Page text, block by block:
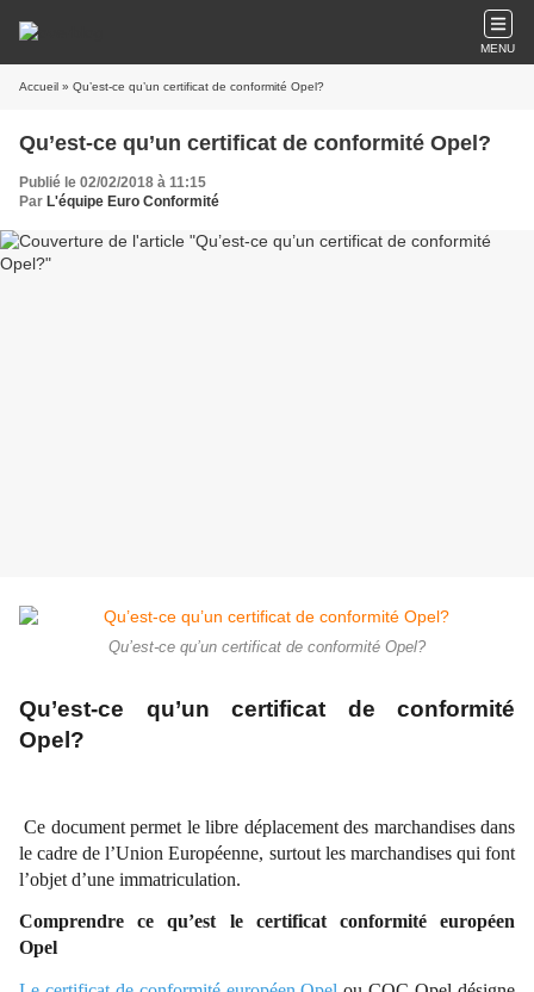
MENU
Accueil » Qu’est-ce qu’un certificat de conformité Opel?
Qu’est-ce qu’un certificat de conformité Opel?
Publié le 02/02/2018 à 11:15
Par L'équipe Euro Conformité
Qu’est-ce qu’un certificat de conformité Opel?
Qu’est-ce qu’un certificat de conformité
Opel?
Ce document permet le libre déplacement des marchandises dans
le cadre de l’Union Européenne, surtout les marchandises qui font
l’objet d’une immatriculation.
Comprendre ce qu’est le certificat conformité européen
Opel